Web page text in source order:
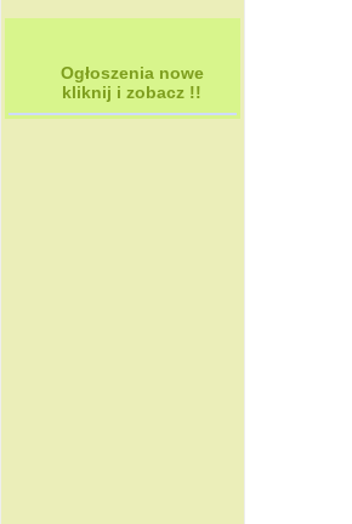
Ogłoszenia nowe
kliknij i zobacz !!